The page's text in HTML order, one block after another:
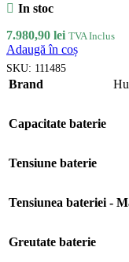
In stoc
7.980,90 lei TVA Inclus
Adaugă în coș
SKU: 111485
Brand
Capacitate baterie
Tensiune baterie
Tensiunea bateriei -
Greutate baterie